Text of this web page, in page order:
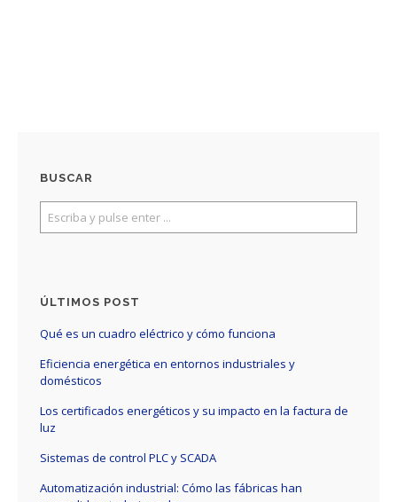
BUSCAR
ÚLTIMOS POST
Qué es un cuadro eléctrico y cómo funciona
Eficiencia energética en entornos industriales y
domésticos
Los certificados energéticos y su impacto en la factura de
luz
Sistemas de control PLC y SCADA
Automatización industrial: Cómo las fábricas han